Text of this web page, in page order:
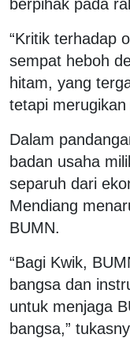
berpihak pada
“Kritik terhadap
sempat heboh
hitam, yang
tetapi merugikan
Dalam
badan usaha
separuh dari
Mendiang
BUMN.
“Bagi Kwik,
bangsa dan
untuk menjaga
bangsa,”